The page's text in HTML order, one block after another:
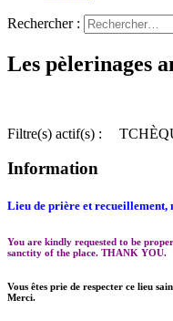
Rechercher :
Les pèlerinages
Filtre(s) actif(s) :
Information
Lieu de prière et recueillement,
You are kindly requested to be
sanctity of the place. THANK YOU.
Vous êtes prie de respecter ce lieu
Merci.